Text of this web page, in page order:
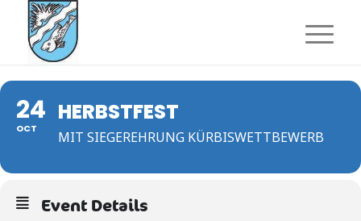
24
OCT
HERBSTFEST
MIT SIEGEREHRUNG KÜRBISWETTBEWERB
Event Details